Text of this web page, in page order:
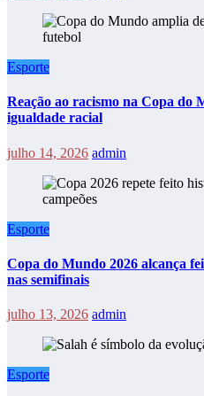
Esporte
Reação ao racismo na Copa do
igualdade racial
julho 14, 2026 admin
Esporte
Copa do Mundo 2026 alcança
nas semifinais
julho 13, 2026 admin
Esporte